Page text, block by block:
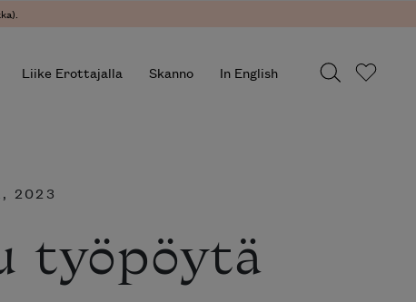
Liike Erottajalla Skanno In English
, 2023
työpöytä